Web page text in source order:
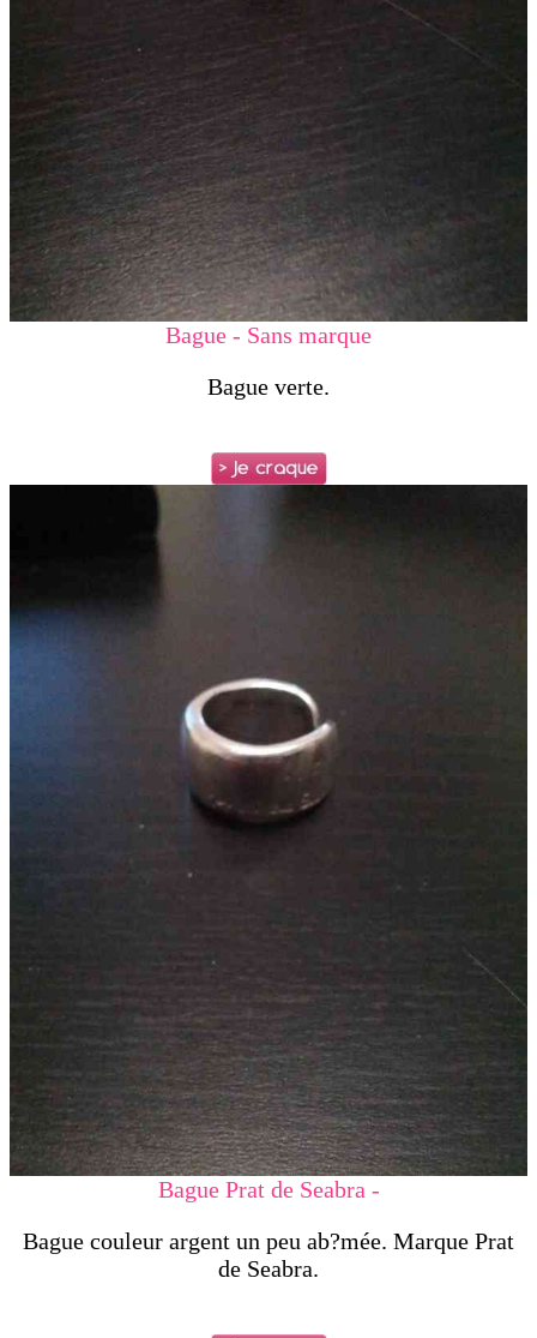
Bague - Sans marque
Bague verte.
Bague Prat de Seabra -
Bague couleur argent un peu ab?mée. Marque Prat
de Seabra.